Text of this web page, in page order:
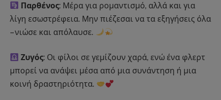
Παρθένος: Μέρα για ρομαντισμό, αλλά και για
λίγη εσωστρέφεια. Μην πιέζεσαι να τα εξηγήσεις όλα
– νιώσε και απόλαυσε.
Ζυγός: Οι φίλοι σε γεμίζουν χαρά, ενώ ένα φλερτ
μπορεί να ανάψει μέσα από μια συνάντηση ή μια
κοινή δραστηριότητα.